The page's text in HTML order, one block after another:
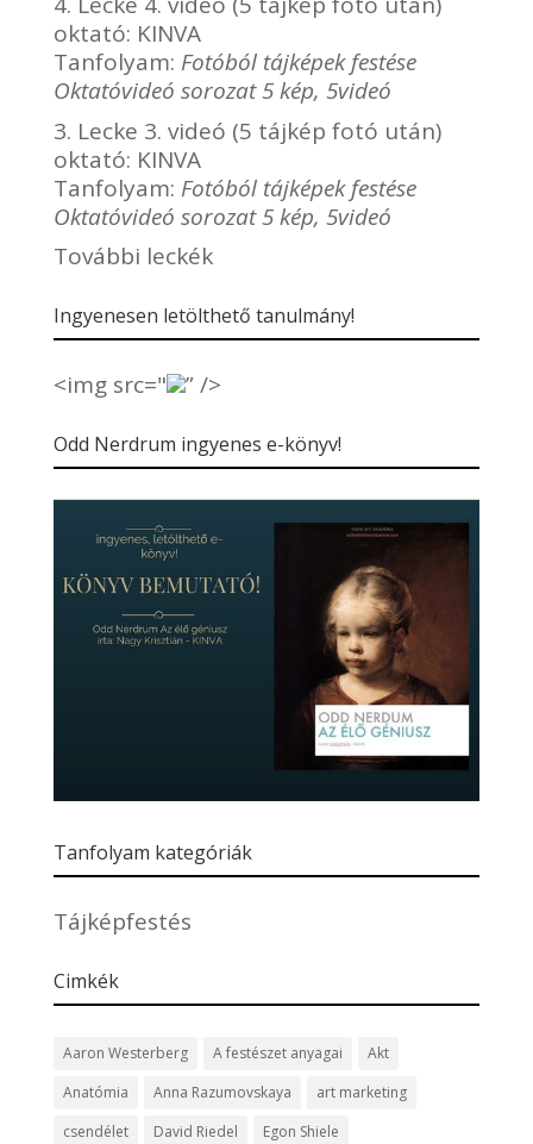
oktató: KINVA
Tanfolyam: Fotóból tájképek festése
Oktatóvideó sorozat 5 kép, 5videó
3. Lecke 3. videó (5 tájkép fotó után)
oktató: KINVA
Tanfolyam: Fotóból tájképek festése
Oktatóvideó sorozat 5 kép, 5videó
További leckék
Ingyenesen letölthető tanulmány!
<img src=" ” />
Odd Nerdrum ingyenes e-könyv!
Tanfolyam kategóriák
Tájképfestés
Cimkék
Aaron Westerberg A festészet anyagai
Akt
Anatómia
Anna Razumovskaya
art marketing
csendélet
David Riedel
Egon Shiele